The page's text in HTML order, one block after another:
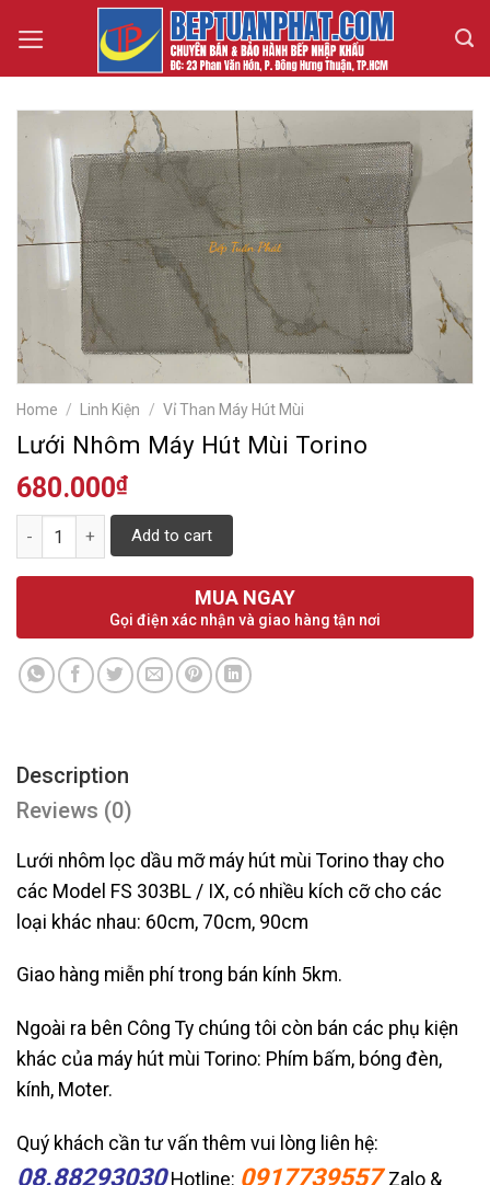
Home / Linh Kiện / Vỉ Than Máy Hút Mùi
Lưới Nhôm Máy Hút Mùi Torino
680.000₫
Quantity Add to cart
MUA NGAY
Gọi điện xác nhận và giao hàng tận nơi
Description
Reviews (0)
Lưới nhôm lọc dầu mỡ máy hút mùi Torino thay cho
các Model FS 303BL / IX, có nhiều kích cỡ cho các
loại khác nhau: 60cm, 70cm, 90cm
Giao hàng miễn phí trong bán kính 5km.
Ngoài ra bên Công Ty chúng tôi còn bán các phụ kiện
khác của máy hút mùi Torino: Phím bấm, bóng đèn,
kính, Moter.
Quý khách cần tư vấn thêm vui lòng liên hệ:
08.88293030Hotline: 0917739557 Zalo &